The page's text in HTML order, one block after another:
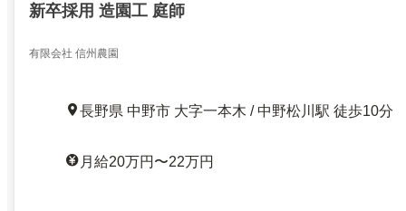
新卒採用 造園工 庭師
有限会社 信州農園
長野県 中野市 大字一本木 / 中野松川駅 徒歩10分
月給20万円〜22万円